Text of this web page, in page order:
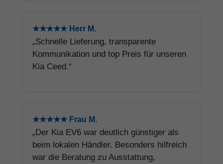
★★★★★ Herr M.
„Schnelle Lieferung, transparente
Kommunikation und top Preis für unseren
Kia Ceed.“
★★★★★ Frau M.
„Der Kia EV6 war deutlich günstiger als
beim lokalen Händler. Besonders hilfreich
war die Beratung zu Ausstattung,